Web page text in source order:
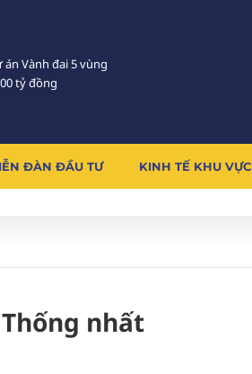
Vành đai 5 vùng
tỷ đồng
ĐÀN ĐẦU TƯ KINH TẾ KHU VỰC
nhất